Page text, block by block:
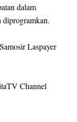
dalam
diprogramkan.
Laspayer
Channel